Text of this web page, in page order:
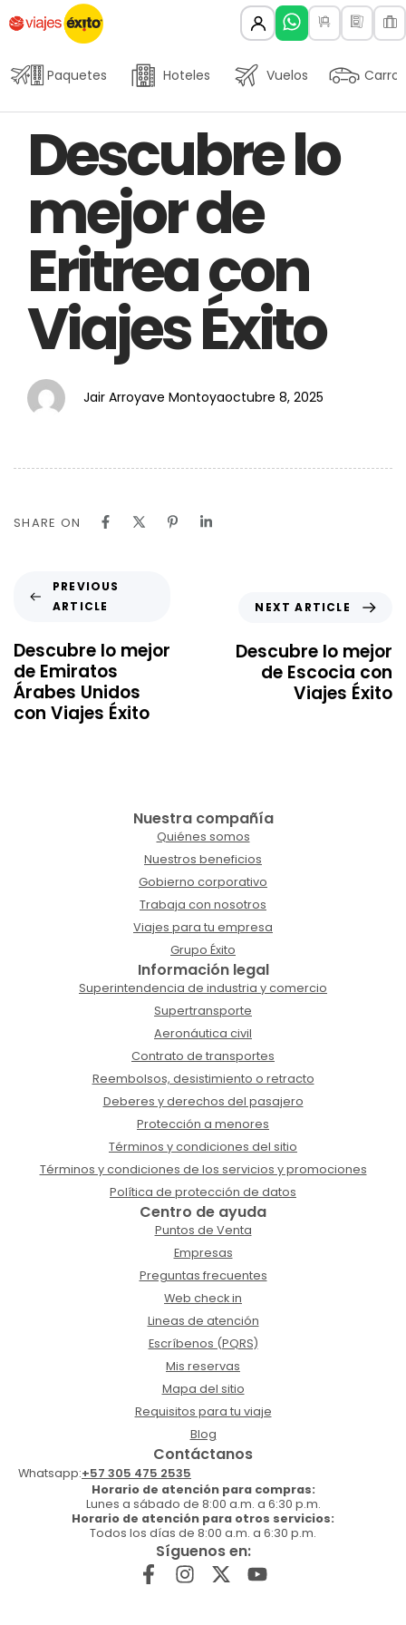
Paquetes Hoteles Vuelos Carros
IN:
Descubre lo
mejor de
Eritrea con
Viajes Éxito
Jair Arroyave Montoya
on:
octubre 8, 2025
SHARE ON
PREVIOUS
ARTICLE
Descubre lo mejor
de Emiratos
Árabes Unidos
con Viajes Éxito
NEXT ARTICLE
Descubre lo mejor
de Escocia con
Viajes Éxito
Nuestra compañía
Quiénes somos
Nuestros beneficios
Gobierno corporativo
Trabaja con nosotros
Viajes para tu empresa
Grupo Éxito
Información legal
Superintendencia de industria y comercio
Supertransporte
Aeronáutica civil
Contrato de transportes
Reembolsos, desistimiento o retracto
Deberes y derechos del pasajero
Protección a menores
Términos y condiciones del sitio
Términos y condiciones de los servicios y promociones
Política de protección de datos
Centro de ayuda
Puntos de Venta
Empresas
Preguntas frecuentes
Web check in
Lineas de atención
Escríbenos (PQRS)
Mis reservas
Mapa del sitio
Requisitos para tu viaje
Blog
Contáctanos
Whatsapp:+57 305 475 2535
Horario de atención para compras:
Lunes a sábado de 8:00 a.m. a 6:30 p.m.
Horario de atención para otros servicios:
Todos los días de 8:00 a.m. a 6:30 p.m.
Síguenos en: